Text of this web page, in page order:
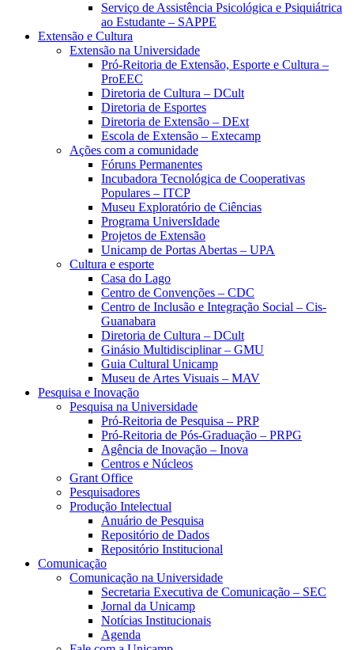
Serviço de Assistência Psicológica e Psiquiátrica
ao Estudante – SAPPE
Extensão e Cultura
Extensão na Universidade
Pró-Reitoria de Extensão, Esporte e Cultura –
ProEEC
Diretoria de Cultura – DCult
Diretoria de Esportes
Diretoria de Extensão – DExt
Escola de Extensão – Extecamp
Ações com a comunidade
Fóruns Permanentes
Incubadora Tecnológica de Cooperativas
Populares – ITCP
Museu Exploratório de Ciências
Programa UniversIdade
Projetos de Extensão
Unicamp de Portas Abertas – UPA
Cultura e esporte
Casa do Lago
Centro de Convenções – CDC
Centro de Inclusão e Integração Social – Cis-
Guanabara
Diretoria de Cultura – DCult
Ginásio Multidisciplinar – GMU
Guia Cultural Unicamp
Museu de Artes Visuais – MAV
Pesquisa e Inovação
Pesquisa na Universidade
Pró-Reitoria de Pesquisa – PRP
Pró-Reitoria de Pós-Graduação – PRPG
Agência de Inovação – Inova
Centros e Núcleos
Grant Office
Pesquisadores
Produção Intelectual
Anuário de Pesquisa
Repositório de Dados
Repositório Institucional
Comunicação
Comunicação na Universidade
Secretaria Executiva de Comunicação – SEC
Jornal da Unicamp
Notícias Institucionais
Agenda